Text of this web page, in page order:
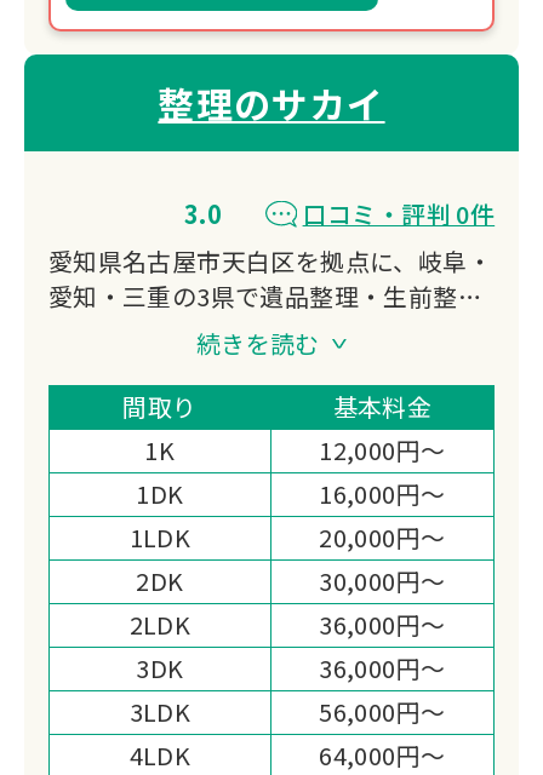
整理のサカイ
3.0
口コミ・評判 0件
愛知県名古屋市天白区を拠点に、岐阜・
愛知・三重の3県で遺品整理・生前整
理・特殊清掃に対応する「整理のサカ
遺品整理士の資格を持つスタッフが貴重
品の捜索に責任を持ち、当日現金での高
価買取まで対応する体制が選ばれる理由
です。
続きを読む
間取り
基本料金
1K
12,000円～
1DK
16,000円～
1LDK
20,000円～
2DK
30,000円～
2LDK
36,000円～
3DK
36,000円～
3LDK
56,000円～
4LDK
64,000円～